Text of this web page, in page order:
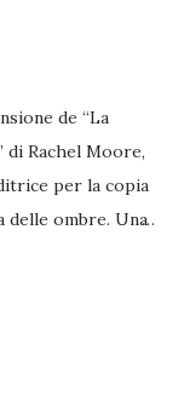
de “La
Rachel Moore,
per la copia
ombre. Una
19 aprile
scuola più